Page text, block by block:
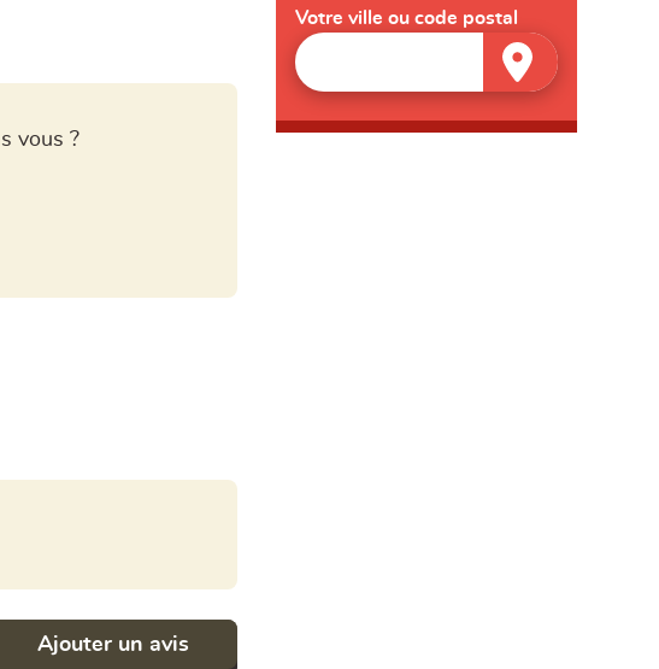
vous ?
Ajouter un avis
Votre ville ou code postal